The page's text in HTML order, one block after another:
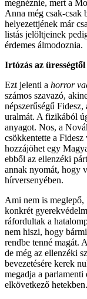
megnéznie, mert a
Anna még csak-csak
helyezettjének már
listás jelöltjeinek
érdemes álmodoznia.
Irtózás az ürességtől
Ezt jelenti a horror
számos szavazó,
népszerűségű
uralmát. A fizikából
anyagot. Nos, a
csökkentette a Fidesz
hozzájöhet egy
ebből az ellenzéki
annak nyomát, hogy
hírversenyében.
Ami nem is meglepő,
konkrét
ráfordultak a
nem hiszi, hogy
rendbe tenné magát.
de még az ellenzéki
bevezetésére kerek
megadja a
elkövetkező hetekben.